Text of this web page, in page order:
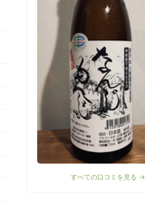
すべての口コミを見る →